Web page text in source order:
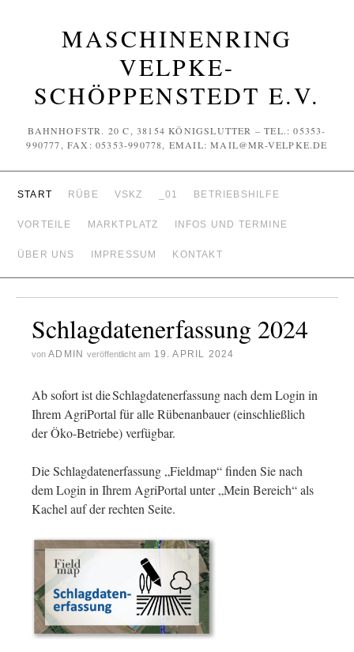
MASCHINENRING
VELPKE-
SCHÖPPENSTEDT E.V.
BAHNHOFSTR. 20 C, 38154 KÖNIGSLUTTER – TEL.: 05353-
990777, FAX: 05353-990778, EMAIL: MAIL@MR-VELPKE.DE
START RÜBE VSKZ _01 BETRIEBSHILFE
VORTEILE MARKTPLATZ INFOS UND TERMINE
ÜBER UNS IMPRESSUM KONTAKT
Schlagdatenerfassung 2024
von ADMIN veröffentlicht am 19. APRIL 2024
Ab sofort ist die Schlagdatenerfassung nach dem Login in
Ihrem AgriPortal für alle Rübenanbauer (einschließlich
der Öko-Betriebe) verfügbar.
Die Schlagdatenerfassung „Fieldmap“ finden Sie nach
dem Login in Ihrem AgriPortal unter „Mein Bereich“ als
Kachel auf der rechten Seite.